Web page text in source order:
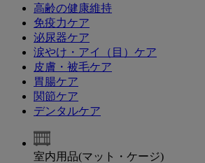
高齢の健康維持
免疫力ケア
泌尿器ケア
涙やけ・アイ（目）ケア
皮膚・被毛ケア
胃腸ケア
関節ケア
デンタルケア
室内用品(マット・ケージ)